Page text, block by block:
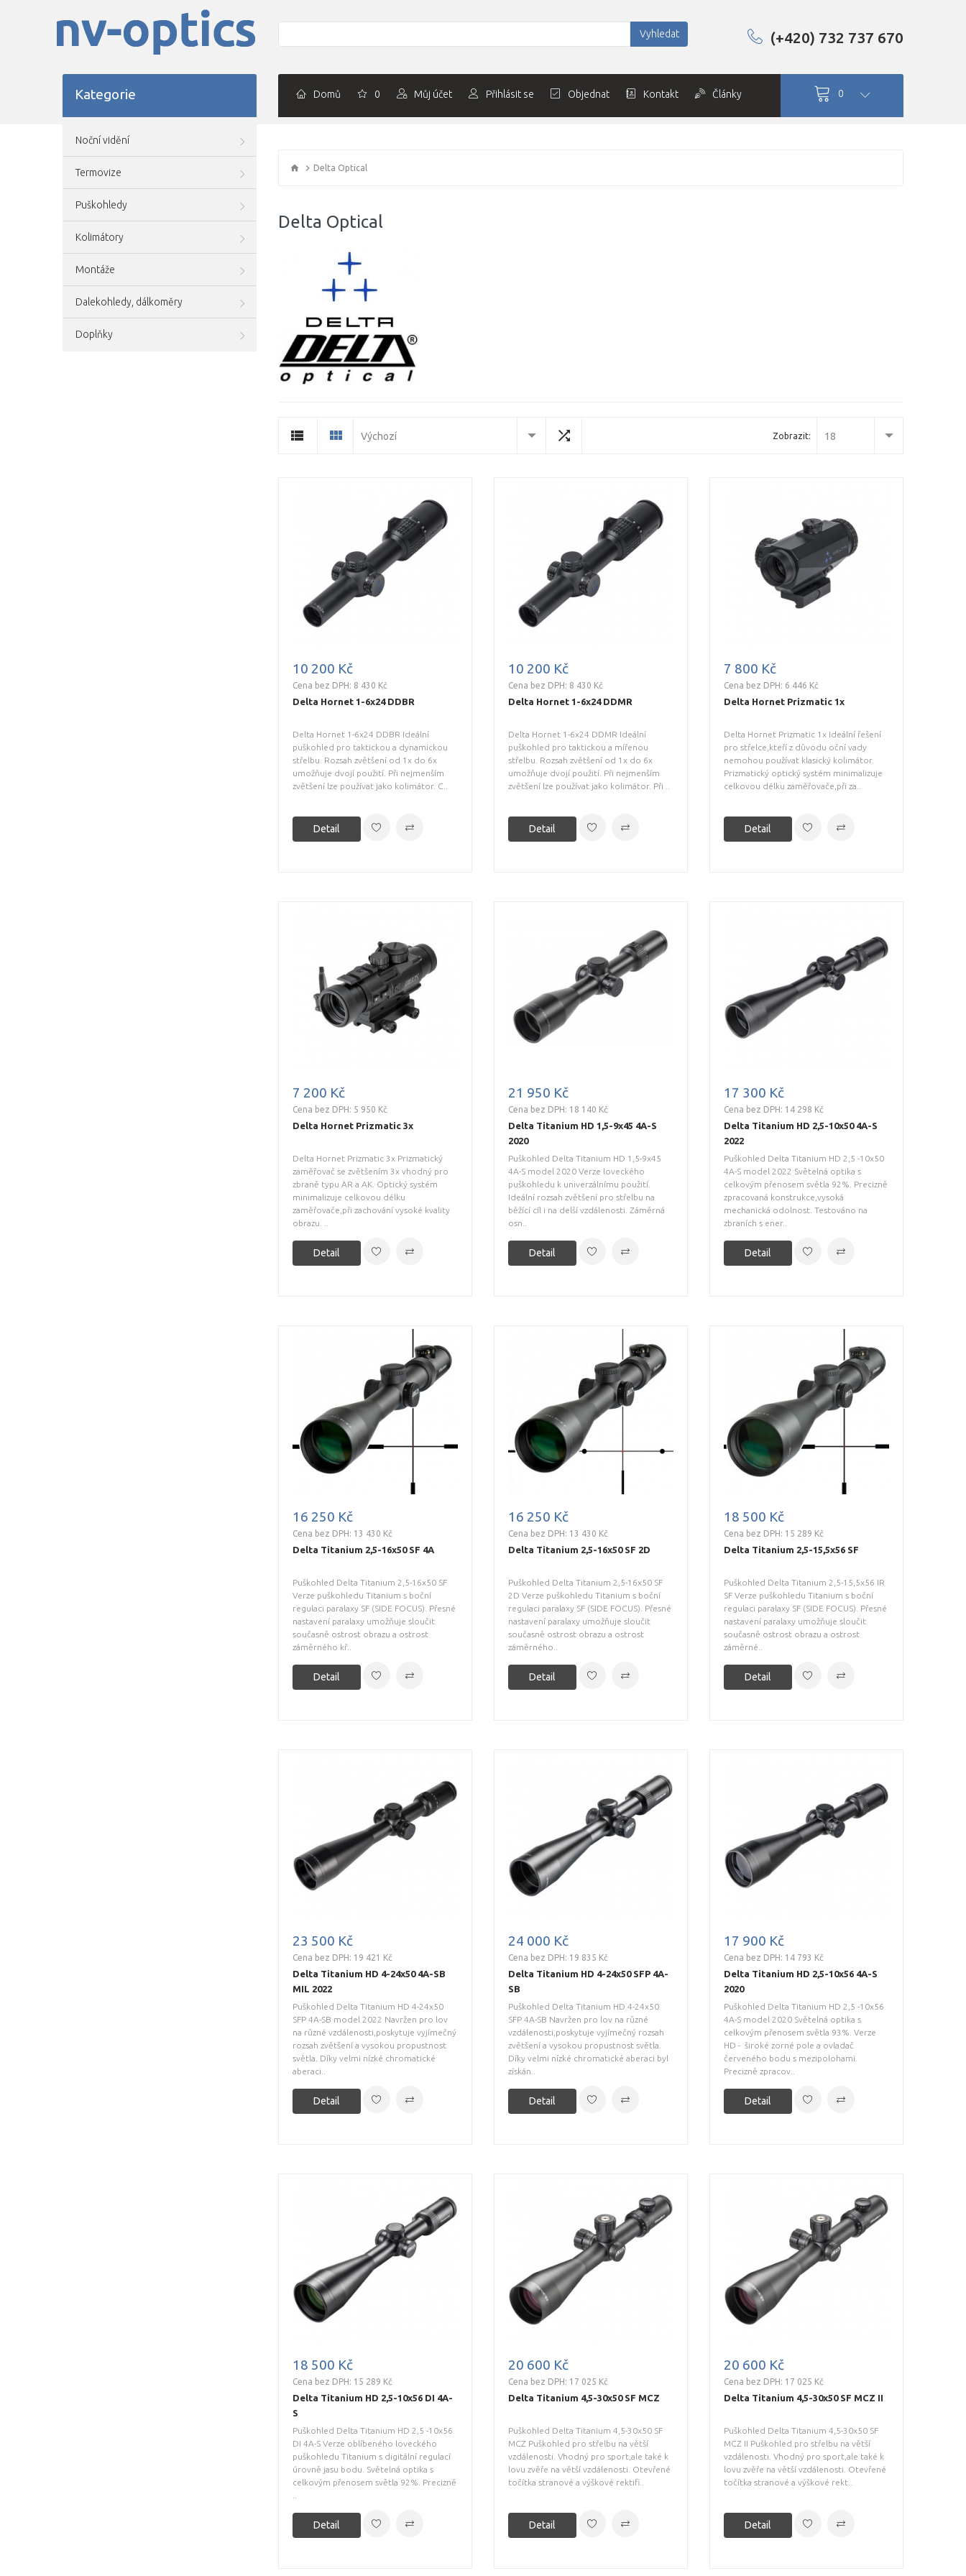
(+420) 732 737 670
Vyhledat
Kategorie Domů 0 Můj účet Přihlásit se Objednat Kontakt Články 0
Noční vidění
Termovize
Puškohledy
Kolimátory
Montáže
Dalekohledy, dálkoměry
Doplňky
Delta Optical
Delta Optical
Výchozí Zobrazit: 18
10 200 Kč
Cena bez DPH: 8 430 Kč
Delta Hornet 1-6x24 DDBR
Delta Hornet 1-6x24 DDBR Ideální
puškohled pro taktickou a dynamickou
střelbu. Rozsah zvětšení od 1x do 6x
umožňuje dvojí použití. Při nejmenším
zvětšení lze používat jako kolimátor. C..
Detail
10 200 Kč
Cena bez DPH: 8 430 Kč
Delta Hornet 1-6x24 DDMR
Delta Hornet 1-6x24 DDMR Ideální
puškohled pro taktickou a mířenou
střelbu. Rozsah zvětšení od 1x do 6x
umožňuje dvojí použití. Při nejmenším
zvětšení lze používat jako kolimátor. Při ..
Detail
7 800 Kč
Cena bez DPH: 6 446 Kč
Delta Hornet Prizmatic 1x
Delta Hornet Prizmatic 1x Ideální řešení
pro střelce,kteří z důvodu oční vady
nemohou používat klasický kolimátor.
Prizmatický optický systém minimalizuje
celkovou délku zaměřovače,při za..
Detail
7 200 Kč
Cena bez DPH: 5 950 Kč
Delta Hornet Prizmatic 3x
Delta Hornet Prizmatic 3x Prizmatický
zaměřovač se zvětšením 3x vhodný pro
zbraně typu AR a AK. Optický systém
minimalizuje celkovou délku
zaměřovače,při zachování vysoké kvality
obrazu. ..
Detail
21 950 Kč
Cena bez DPH: 18 140 Kč
Delta Titanium HD 1,5-9x45 4A-S
2020
Puškohled Delta Titanium HD 1,5-9x45
4A-S model 2020 Verze loveckého
puškohledu k univerzálnímu použití.
Ideální rozsah zvětšení pro střelbu na
běžící cíl i na delší vzdálenosti. Záměrná
osn..
Detail
17 300 Kč
Cena bez DPH: 14 298 Kč
Delta Titanium HD 2,5-10x50 4A-S
2022
Puškohled Delta Titanium HD 2,5 -10x50
4A-S model 2022 Světelná optika s
celkovým přenosem světla 92%. Precizně
zpracovaná konstrukce,vysoká
mechanická odolnost. Testováno na
zbraních s ener..
Detail
16 250 Kč
Cena bez DPH: 13 430 Kč
Delta Titanium 2,5-16x50 SF 4A
Puškohled Delta Titanium 2,5-16x50 SF
Verze puškohledu Titanium s boční
regulaci paralaxy SF (SIDE FOCUS). Přesné
nastavení paralaxy umožňuje sloučit
současně ostrost obrazu a ostrost
záměrného kř..
Detail
16 250 Kč
Cena bez DPH: 13 430 Kč
Delta Titanium 2,5-16x50 SF 2D
Puškohled Delta Titanium 2,5-16x50 SF
2D Verze puškohledu Titanium s boční
regulaci paralaxy SF (SIDE FOCUS). Přesné
nastavení paralaxy umožňuje sloučit
současně ostrost obrazu a ostrost
záměrného..
Detail
18 500 Kč
Cena bez DPH: 15 289 Kč
Delta Titanium 2,5-15,5x56 SF
Puškohled Delta Titanium 2,5-15,5x56 IR
SF Verze puškohledu Titanium s boční
regulaci paralaxy SF (SIDE FOCUS). Přesné
nastavení paralaxy umožňuje sloučit
současně ostrost obrazu a ostrost
záměrné..
Detail
23 500 Kč
Cena bez DPH: 19 421 Kč
Delta Titanium HD 4-24x50 4A-SB
MIL 2022
Puškohled Delta Titanium HD 4-24x50
SFP 4A-SB model 2022 Navržen pro lov
na různé vzdálenosti,poskytuje vyjímečný
rozsah zvětšení a vysokou propustnost
světla. Díky velmi nízké chromatické
aberaci..
Detail
24 000 Kč
Cena bez DPH: 19 835 Kč
Delta Titanium HD 4-24x50 SFP 4A-
SB
Puškohled Delta Titanium HD 4-24x50
SFP 4A-SB Navržen pro lov na různé
vzdálenosti,poskytuje vyjímečný rozsah
zvětšení a vysokou propustnost světla.
Díky velmi nízké chromatické aberaci byl
získán..
Detail
17 900 Kč
Cena bez DPH: 14 793 Kč
Delta Titanium HD 2,5-10x56 4A-S
2020
Puškohled Delta Titanium HD 2,5 -10x56
4A-S model 2020 Světelná optika s
celkovým přenosem světla 93%. Verze
HD - široké zorné pole a ovladač
červeného bodu s mezipolohami.
Precizně zpracov..
Detail
18 500 Kč
Cena bez DPH: 15 289 Kč
Delta Titanium HD 2,5-10x56 DI 4A-
S
Puškohled Delta Titanium HD 2,5 -10x56
DI 4A-S Verze oblíbeného loveckého
puškohledu Titanium s digitální regulací
úrovně jasu bodu. Světelná optika s
celkovým přenosem světla 92%. Precizně
Detail
20 600 Kč
Cena bez DPH: 17 025 Kč
Delta Titanium 4,5-30x50 SF MCZ
Puškohled Delta Titanium 4,5-30x50 SF
MCZ Puškohled pro střelbu na větší
vzdálenosti. Vhodný pro sport,ale také k
lovu zvěře na větší vzdálenosti. Otevřené
točítka stranové a výškové rektifi..
Detail
20 600 Kč
Cena bez DPH: 17 025 Kč
Delta Titanium 4,5-30x50 SF MCZ II
Puškohled Delta Titanium 4,5-30x50 SF
MCZ II Puškohled pro střelbu na větší
vzdálenosti. Vhodný pro sport,ale také k
lovu zvěře na větší vzdálenosti. Otevřené
točítka stranové a výškové rekt..
Detail